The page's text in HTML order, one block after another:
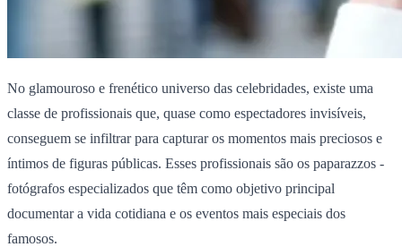
No glamouroso e frenético universo das celebridades, existe uma
classe de profissionais que, quase como espectadores invisíveis,
conseguem se infiltrar para capturar os momentos mais preciosos e
íntimos de figuras públicas. Esses profissionais são os paparazzos -
fotógrafos especializados que têm como objetivo principal
documentar a vida cotidiana e os eventos mais especiais dos
famosos.